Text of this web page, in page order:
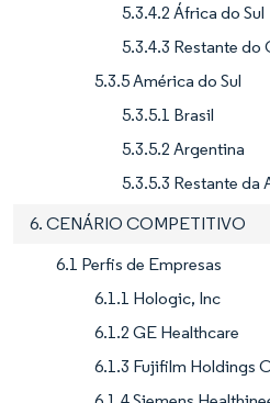
5.3.4.2 África do Sul
5.3.4.3 Restante do
5.3.5 América do Sul
5.3.5.1 Brasil
5.3.5.2 Argentina
5.3.5.3 Restante da
6. CENÁRIO COMPETITIVO
6.1 Perfis de Empresas
6.1.1 Hologic, Inc
6.1.2 GE Healthcare
6.1.3 Fujifilm Holdings